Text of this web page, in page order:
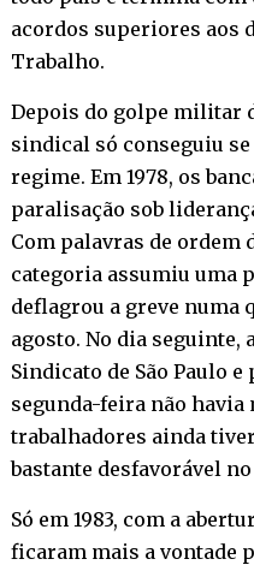
acordos superiores aos
Trabalho.
Depois do golpe militar
sindical só conseguiu
regime. Em 1978, os
paralisação sob
Com palavras de ordem
categoria assumiu uma
deflagrou a greve numa
agosto. No dia seguinte,
Sindicato de São Paulo
segunda-feira não havia
trabalhadores ainda
bastante desfavorável no
Só em 1983, com a
ficaram mais a vontade